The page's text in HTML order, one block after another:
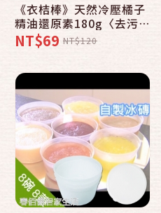
《衣桔棒》天然冷壓橘子
精油還原素180g〈去污膏
x1〉│衣桔棒│清潔│還
原│去汙│去油
NT$69 NT$120